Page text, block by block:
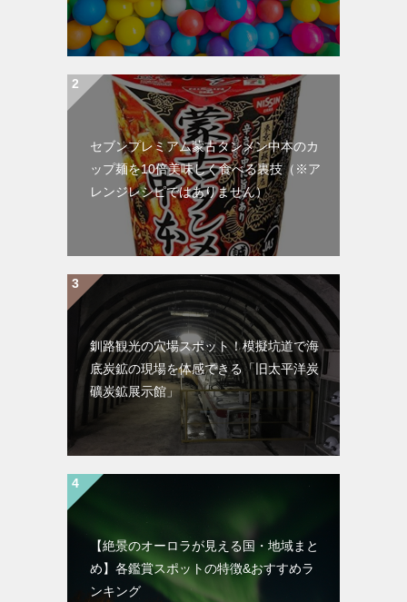
セブンプレミアム蒙古タンメン中本のカ
ップ麺を10倍美味しく食べる裏技（※ア
レンジレシピではありません）
釧路観光の穴場スポット！模擬坑道で海
底炭鉱の現場を体感できる「旧太平洋炭
礦炭鉱展示館」
【絶景のオーロラが見える国・地域まと
め】各鑑賞スポットの特徴&おすすめラ
ンキング